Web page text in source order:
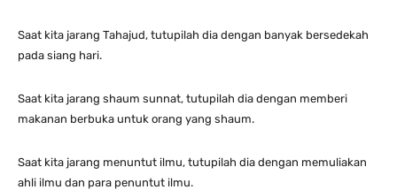
Saat kita jarang Tahajud, tutupilah dia dengan banyak bersedekah
pada siang hari.
Saat kita jarang shaum sunnat, tutupilah dia dengan memberi
makanan berbuka untuk orang yang shaum.
Saat kita jarang menuntut ilmu, tutupilah dia dengan memuliakan
ahli ilmu dan para penuntut ilmu.